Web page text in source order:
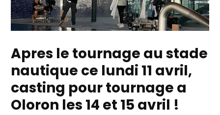
Apres le tournage au stade
nautique ce lundi 11 avril,
casting pour tournage a
Oloron les 14 et 15 avril !